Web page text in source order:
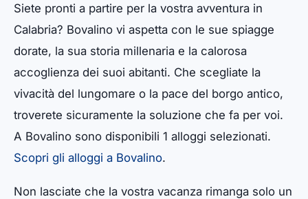
Siete pronti a partire per la vostra avventura in
Calabria? Bovalino vi aspetta con le sue spiagge
dorate, la sua storia millenaria e la calorosa
accoglienza dei suoi abitanti. Che scegliate la
vivacità del lungomare o la pace del borgo antico,
troverete sicuramente la soluzione che fa per voi.
A Bovalino sono disponibili 1 alloggi selezionati.
Scopri gli alloggi a Bovalino.
Non lasciate che la vostra vacanza rimanga solo un